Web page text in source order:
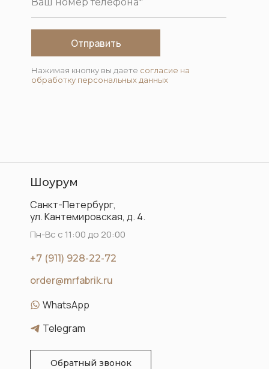
Отправить
Нажимая кнопку вы даете согласие на
обработку персональных данных
order@mrfabrik.ru
Санкт-Петербург,
ул. Кантемировская, д. 4.
Шоурум
+7 (911) 928-22-72
Пн-Вс с 11:00 до 20:00
WhatsApp
Telegram
Обратный звонок